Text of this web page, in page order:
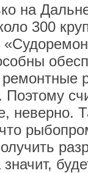
на
300
Поэтому
неверно.
что